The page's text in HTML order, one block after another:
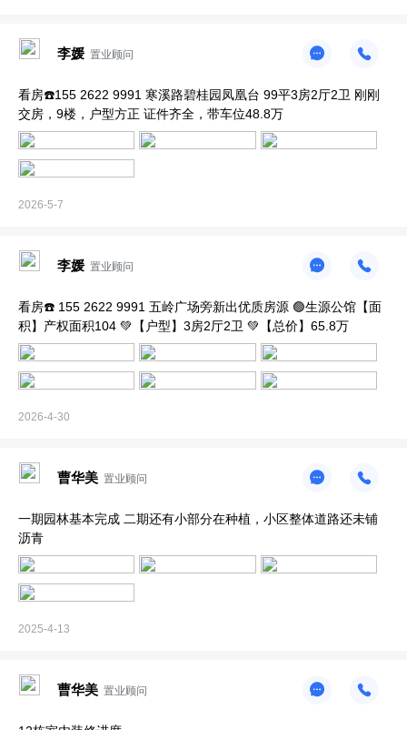
李媛 置业顾问
看房☎️155 2622 9991 寒溪路碧桂园凤凰台 99平3房2厅2卫 刚刚
交房，9楼，户型方正 证件齐全，带车位48.8万
2026-5-7
李媛 置业顾问
看房☎️ 155 2622 9991 五岭广场旁新出优质房源 🟢生源公馆【面
积】产权面积104 💚【户型】3房2厅2卫 💚【总价】65.8万
2026-4-30
曹华美 置业顾问
一期园林基本完成 二期还有小部分在种植，小区整体道路还未铺
沥青
2025-4-13
曹华美 置业顾问